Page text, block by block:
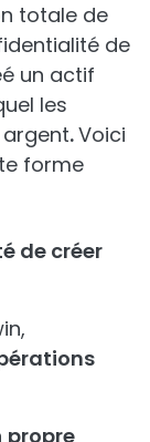
totale de
de
un actif
les
.Voici
forme
de créer
propre